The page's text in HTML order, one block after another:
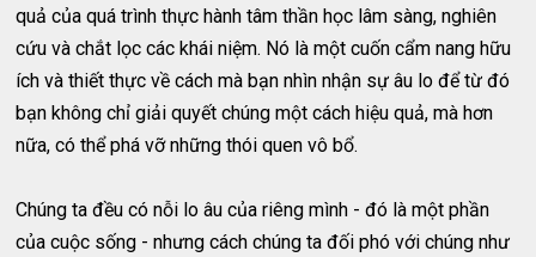
quả của quá trình thực hành tâm thần học lâm sàng, nghiên
cứu và chắt lọc các khái niệm. Nó là một cuốn cẩm nang hữu
ích và thiết thực về cách mà bạn nhìn nhận sự âu lo để từ đó
bạn không chỉ giải quyết chúng một cách hiệu quả, mà hơn
nữa, có thể phá vỡ những thói quen vô bổ.
Chúng ta đều có nỗi lo âu của riêng mình - đó là một phần
của cuộc sống - nhưng cách chúng ta đối phó với chúng như